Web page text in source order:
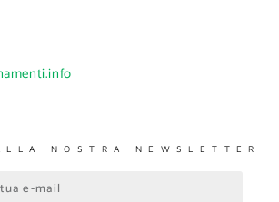
NOSTRA NEWSLETTER